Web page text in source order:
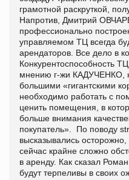
грамотной раскруткой,
Напротив, Дмитрий
профессионально
управляемом ТЦ всегда
арендаторов. Все дело в
Конкурентоспособность
мнению г-жи КАДУЧЕНКО,
большими «гигантскими
необходимо работать с
ценить помещения, в
больше внимания
покупатель». По поводу
высказывались
сейчас крайне сложно
в аренду. Как сказал
будут терпеливы в своих